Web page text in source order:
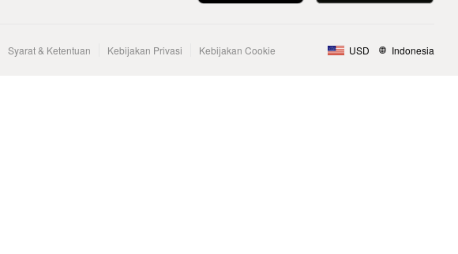
Syarat & Ketentuan Kebijakan Privasi Kebijakan Cookie USD Indonesia